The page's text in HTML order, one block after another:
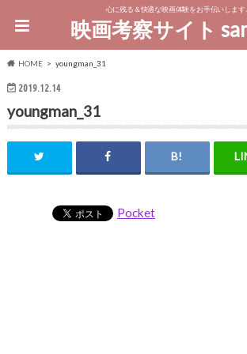
心に残る＆快適な映画体験をお手伝いします
映画考察サイト
HOME youngman_31
2019.12.14
youngman_31
Pocket